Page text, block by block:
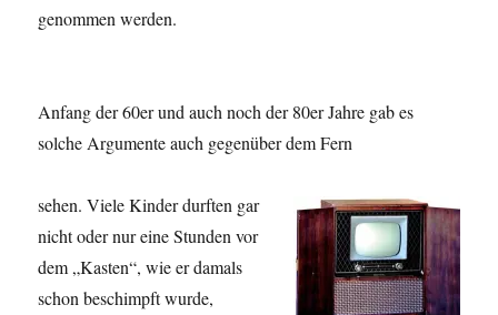
genommen werden.
Anfang der 60er und auch noch der 80er Jahre gab es
solche Argumente auch gegenüber dem Fern
sehen. Viele Kinder durften gar
nicht oder nur eine Stunden vor
dem „Kasten“, wie er damals
schon beschimpft wurde,